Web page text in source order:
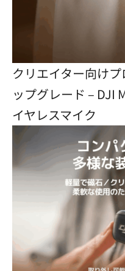
クリエイター向け
ップグレード – DJI
イヤレスマイク